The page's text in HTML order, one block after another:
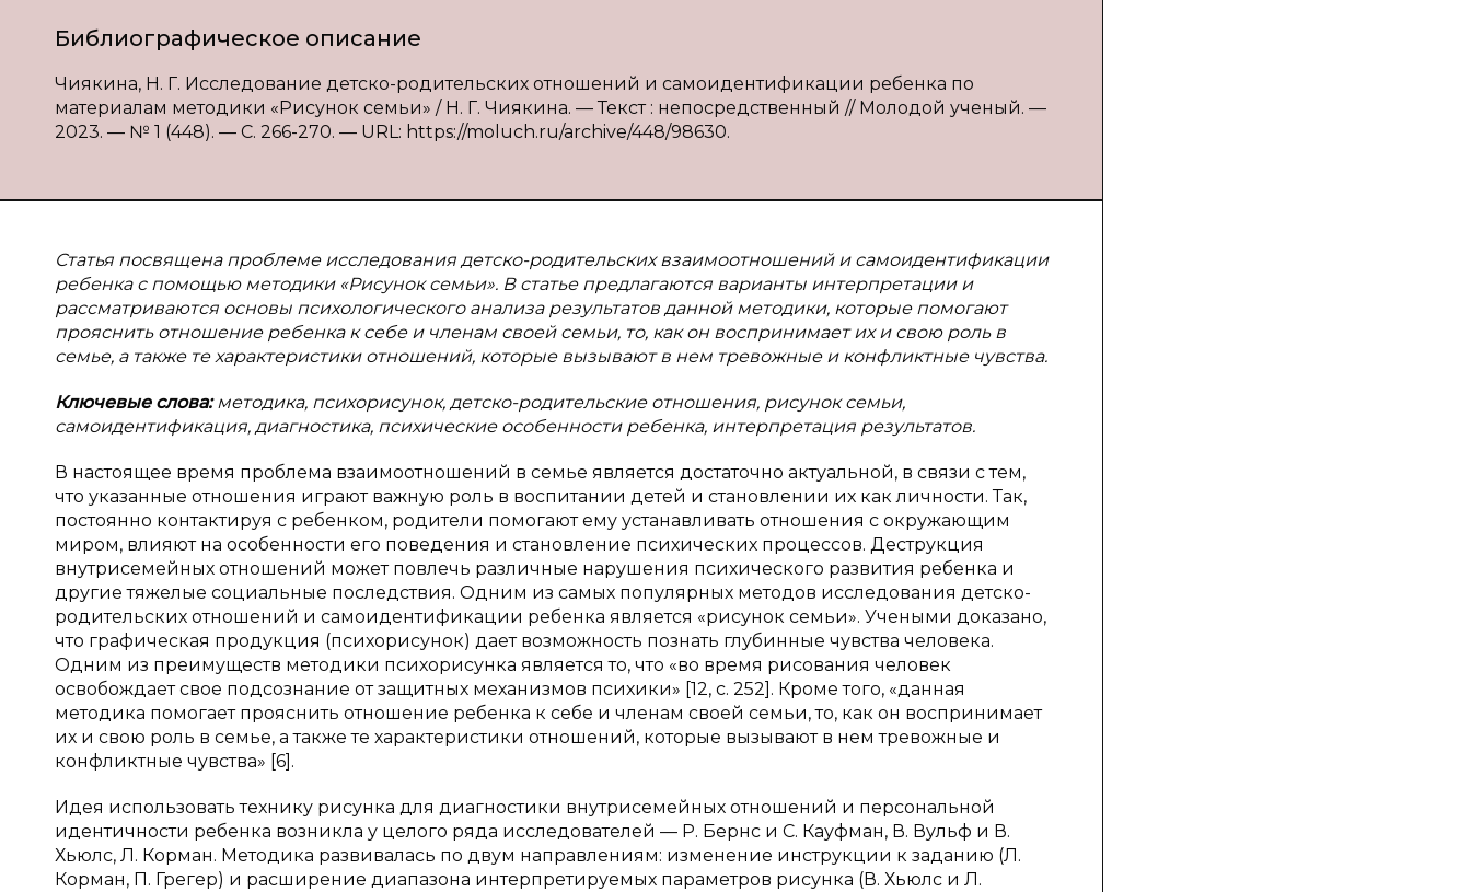
Библиографическое описание
Чиякина, Н. Г. Исследование детско-родительских отношений и самоидентификации ребенка по
материалам методики «Рисунок семьи» / Н. Г. Чиякина. — Текст : непосредственный // Молодой ученый. —
2023. — № 1 (448). — С. 266-270. — URL: https://moluch.ru/archive/448/98630.
Статья посвящена проблеме исследования детско-родительских взаимоотношений и самоидентификации
ребенка с помощью методики «Рисунок семьи». В статье предлагаются варианты интерпретации и
рассматриваются основы психологического анализа результатов данной методики, которые помогают
прояснить отношение ребенка к себе и членам своей семьи, то, как он воспринимает их и свою роль в
семье, а также те характеристики отношений, которые вызывают в нем тревожные и конфликтные чувства.
Ключевые слова:методика, психорисунок, детско-родительские отношения, рисунок семьи,
самоидентификация, диагностика, психические особенности ребенка, интерпретация результатов.
В настоящее время проблема взаимоотношений в семье является достаточно актуальной, в связи с тем,
что указанные отношения играют важную роль в воспитании детей и становлении их как личности. Так,
постоянно контактируя с ребенком, родители помогают ему устанавливать отношения с окружающим
миром, влияют на особенности его поведения и становление психических процессов. Деструкция
внутрисемейных отношений может повлечь различные нарушения психического развития ребенка и
другие тяжелые социальные последствия. Одним из самых популярных методов исследования детско-
родительских отношений и самоидентификации ребенка является «рисунок семьи». Учеными доказано,
что графическая продукция (психорисунок) дает возможность познать глубинные чувства человека.
Одним из преимуществ методики психорисунка является то, что «во время рисования человек
освобождает свое подсознание от защитных механизмов психики» [12, с. 252]. Кроме того, «данная
методика помогает прояснить отношение ребенка к себе и членам своей семьи, то, как он воспринимает
их и свою роль в семье, а также те характеристики отношений, которые вызывают в нем тревожные и
конфликтные чувства» [6].
Идея использовать технику рисунка для диагностики внутрисемейных отношений и персональной
идентичности ребенка возникла у целого ряда исследователей — Р. Бернс и С. Кауфман, В. Вульф и В.
Хьюлс, Л. Корман. Методика развивалась по двум направлениям: изменение инструкции к заданию (Л.
Корман, П. Грегер) и расширение диапазона интерпретируемых параметров рисунка (В. Хьюлс и Л.